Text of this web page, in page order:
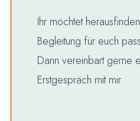
Ihr möchtet
Begleitung für euch
Dann vereinbart gerne
Erstgespräch mit mir.